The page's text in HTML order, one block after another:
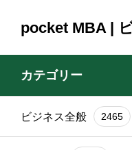
pocket MBA |
資料作成
2025.09.23
カテゴリー
ビジネス全般 2465